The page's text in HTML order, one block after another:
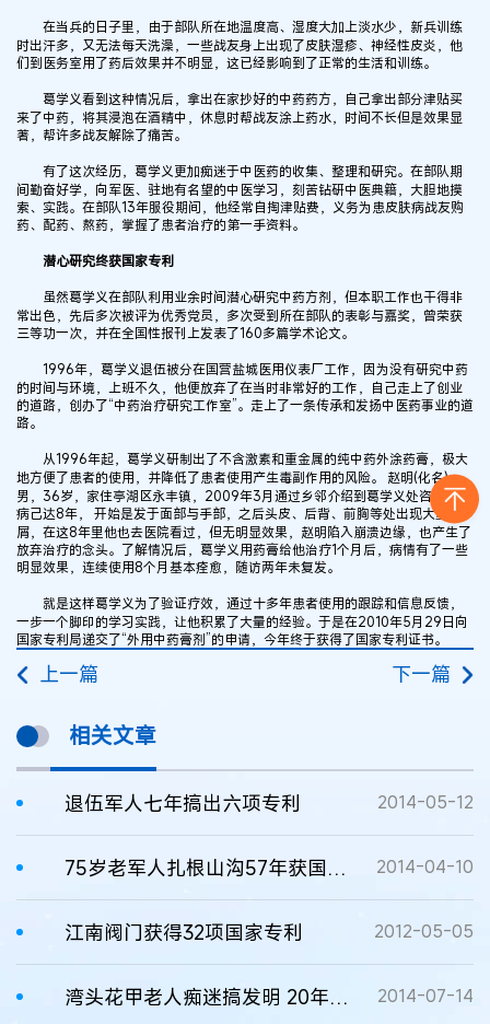
在当兵的日子里，由于部队所在地温度高、湿度大加上淡水少，新兵训练
时出汗多，又无法每天洗澡，一些战友身上出现了皮肤湿疹、神经性皮炎，他
们到医务室用了药后效果并不明显，这已经影响到了正常的生活和训练。
葛学义看到这种情况后，拿出在家抄好的中药药方，自己拿出部分津贴买
来了中药，将其浸泡在酒精中，休息时帮战友涂上药水，时间不长但是效果显
著，帮许多战友解除了痛苦。
有了这次经历，葛学义更加痴迷于中医药的收集、整理和研究。在部队期
间勤奋好学，向军医、驻地有名望的中医学习，刻苦钻研中医典籍，大胆地摸
索、实践。在部队13年服役期间，他经常自掏津贴费，义务为患皮肤病战友购
药、配药、熬药，掌握了患者治疗的第一手资料。
潜心研究终获国家专利
虽然葛学义在部队利用业余时间潜心研究中药方剂，但本职工作也干得非
常出色，先后多次被评为优秀党员，多次受到所在部队的表彰与嘉奖，曾荣获
三等功一次，并在全国性报刊上发表了160多篇学术论文。
1996年，葛学义退伍被分在国营盐城医用仪表厂工作，因为没有研究中药
的时间与环境，上班不久，他便放弃了在当时非常好的工作，自己走上了创业
的道路，创办了“中药治疗研究工作室”。走上了一条传承和发扬中医药事业的道
路。
从1996年起，葛学义研制出了不含激素和重金属的纯中药外涂药膏，极大
地方便了患者的使用，并降低了患者使用产生毒副作用的风险。 赵明(化名)，
男，36岁，家住亭湖区永丰镇，2009年3月通过乡邻介绍到葛学义处咨询，患
病己达8年， 开始是发于面部与手部，之后头皮、后背、前胸等处出现大量鳞
屑，在这8年里他也去医院看过，但无明显效果，赵明陷入崩溃边缘，也产生了
放弃治疗的念头。了解情况后，葛学义用药膏给他治疗1个月后，病情有了一些
明显效果，连续使用8个月基本痊愈，随访两年未复发。
就是这样葛学义为了验证疗效，通过十多年患者使用的跟踪和信息反馈，
一步一个脚印的学习实践，让他积累了大量的经验。于是在2010年5月29日向
国家专利局递交了“外用中药膏剂”的申请，今年终于获得了国家专利证书。
上一篇 下一篇
相关文章
退伍军人七年搞出六项专利 2014-05-12
75岁老军人扎根山沟57年获国家专利16项 2014-04-10
江南阀门获得32项国家专利 2012-05-05
湾头花甲老人痴迷搞发明 20年拿到10多项国家专利 2014-07-14